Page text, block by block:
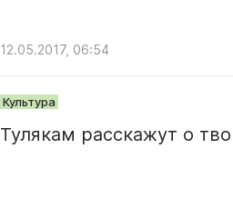
12.05.2017, 06:54
Культура
Тулякам расскажут о